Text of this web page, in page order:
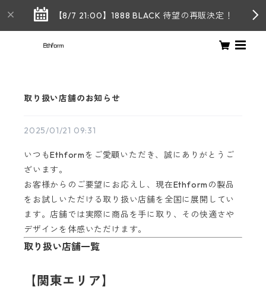
【8/7 21:00】1888 BLACK 待望の再販決定！
取り扱い店舗のお知らせ
2025/01/21 09:31
いつもEthformをご愛顧いただき、誠にありがとうご
ざいます。
お客様からのご要望にお応えし、現在Ethformの製品
をお試しいただける取り扱い店舗を全国に展開してい
ます。店舗では実際に商品を手に取り、その快適さや
デザインを体感いただけます。
取り扱い店舗一覧
【関東エリア】